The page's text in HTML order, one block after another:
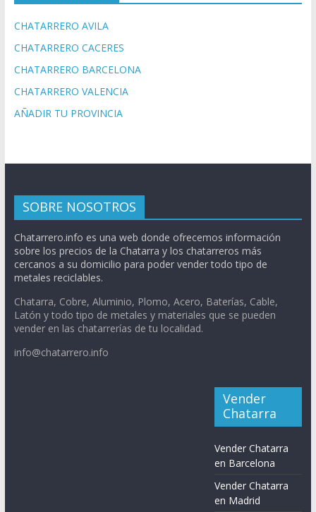
CHATARRERO AVILA
CHATARRERO CACERES
CHATARRERO BARCELONA
CHATARRERO VALENCIA
AÑADIR TU PROVINCIA
SOBRE NOSOTROS
Chatarrero.info es una web donde ofrecemos información
sobre los precios de la Chatarra y los chatarreros más
cercanos a su domicilio para poder vender todo tipo de
metales reciclables.
Chatarra, Cobre, Aluminio, Plomo, Acero, Baterías, Cable,
Latón y todo tipo de metales y materiales que se pueden
vender en las chatarrerías de tu localidad.
info@chatarrero.info
Vender
Chatarra
Vender Chatarra
en Barcelona
Vender Chatarra
en Madrid